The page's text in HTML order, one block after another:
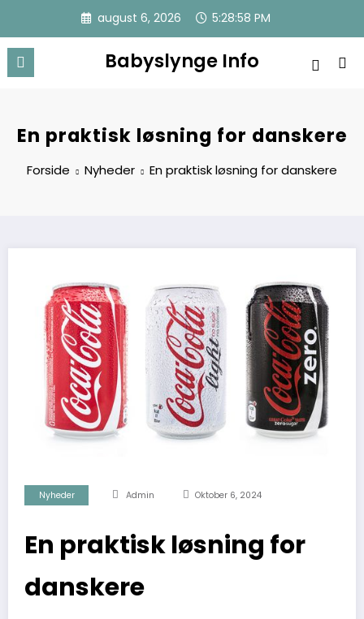
indhold
august 6, 2026 5:28:59 PM
Babyslynge Info
En praktisk løsning for danskere
Forside Nyheder En praktisk løsning for danskere
Nyheder Admin Oktober 6, 2024
En praktisk løsning for
danskere